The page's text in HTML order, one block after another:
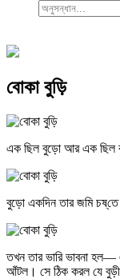
বোকা বুড়ি
এক ছিল বুড়ো আর এক ছিল
বুড়ো একদিন তার জমি
তখন তার ভারি ভাবনা হল—
আঁটল। সে ঠিক করল যে